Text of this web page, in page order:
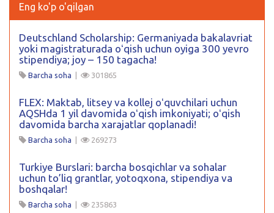
Eng ko'p o'qilgan
Deutschland Scholarship: Germaniyada bakalavriat
yoki magistraturada oʻqish uchun oyiga 300 yevro
stipendiya; joy – 150 tagacha!
Barcha soha | 301865
FLEX: Maktab, litsey va kollej oʻquvchilari uchun
AQSHda 1 yil davomida oʻqish imkoniyati; oʻqish
davomida barcha xarajatlar qoplanadi!
Barcha soha | 269273
Turkiye Burslari: barcha bosqichlar va sohalar
uchun to’liq grantlar, yotoqxona, stipendiya va
boshqalar!
Barcha soha | 235863